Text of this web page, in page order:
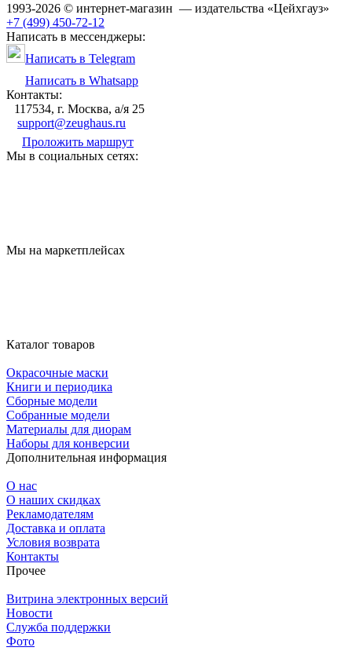
1993-2026 © интернет-магазин — издательства «Цейхгауз»
+7 (499) 450-72-12
Написать в мессенджеры:
Написать в Telegram
Написать в Whatsapp
Контакты:
117534, г. Москва, а/я 25
support@zeughaus.ru
Проложить маршрут
Мы в социальных сетях:
Мы на маркетплейсах
Каталог товаров
Окрасочные маски
Книги и периодика
Сборные модели
Собранные модели
Материалы для диорам
Наборы для конверсии
Дополнительная информация
О нас
О наших скидках
Рекламодателям
Доставка и оплата
Условия возврата
Контакты
Прочее
Витрина электронных версий
Новости
Служба поддержки
Фото